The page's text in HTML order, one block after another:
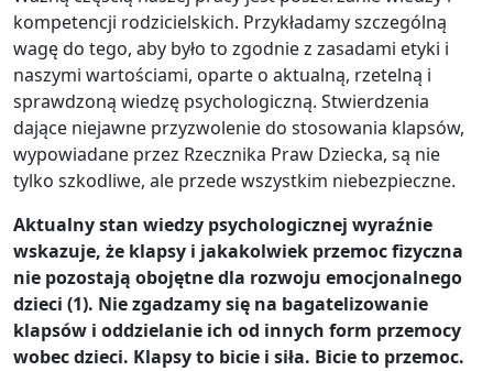
kompetencji rodzicielskich. Przykładamy szczególną
wagę do tego, aby było to zgodnie z zasadami etyki i
naszymi wartościami, oparte o aktualną, rzetelną i
sprawdzoną wiedzę psychologiczną. Stwierdzenia
dające niejawne przyzwolenie do stosowania klapsów,
wypowiadane przez Rzecznika Praw Dziecka, są nie
tylko szkodliwe, ale przede wszystkim niebezpieczne.
Aktualny stan wiedzy psychologicznej wyraźnie
wskazuje, że klapsy i jakakolwiek przemoc fizyczna
nie pozostają obojętne dla rozwoju emocjonalnego
dzieci (1). Nie zgadzamy się na bagatelizowanie
klapsów i oddzielanie ich od innych form przemocy
wobec dzieci. Klapsy to bicie i siła. Bicie to przemoc.